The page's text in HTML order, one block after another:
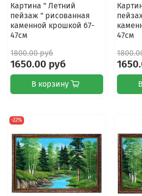
Картина " Летний
пейзаж " рисованная
каменной крошкой 67-
47см
1800.00 руб
1650.00 руб
В корзину
47см
-22%